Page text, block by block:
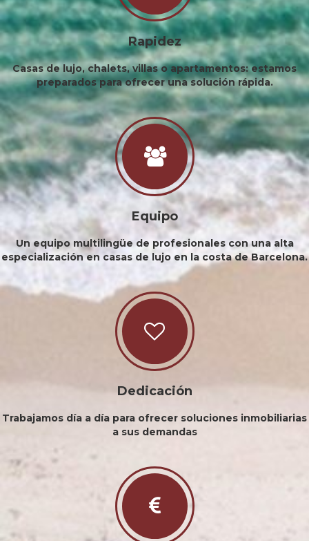
Rapidez
Casas de lujo, chalets, villas o apartamentos: estamos
preparados para ofrecer una solución rápida.
Equipo
Un equipo multilingüe de profesionales con una alta
especialización en casas de lujo en la costa de Barcelona.
Dedicación
Trabajamos día a día para ofrecer soluciones inmobiliarias
a sus demandas